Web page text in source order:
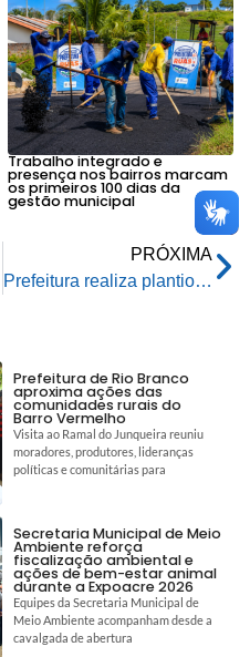
Trabalho integrado e
presença nos bairros marcam
os primeiros 100 dias da
gestão municipal
PRÓXIMA
Prefeitura realiza plantio de novas mudas em local onde foi retirada árvore morta no Horto Florestal
Prefeitura de Rio Branco
aproxima ações das
comunidades rurais do
Barro Vermelho
Visita ao Ramal do Junqueira reuniu
moradores, produtores, lideranças
políticas e comunitárias para
Secretaria Municipal de Meio
Ambiente reforça
fiscalização ambiental e
ações de bem-estar animal
durante a Expoacre 2026
Equipes da Secretaria Municipal de
Meio Ambiente acompanham desde a
cavalgada de abertura